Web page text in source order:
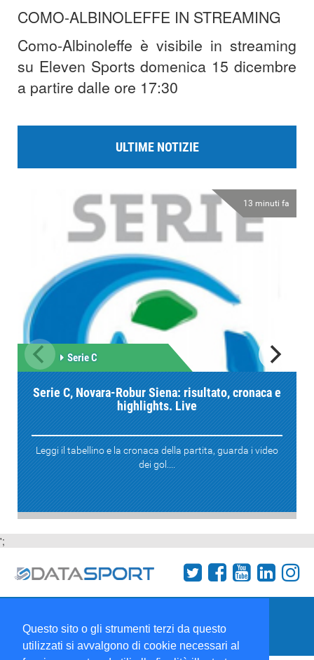
Questo sito o gli strumenti terzi da questo
utilizzati si avvalgono di cookie necessari al
COMO-ALBINOLEFFE IN STREAMING
Como-Albinoleffe è visibile in streaming
su Eleven Sports domenica 15 dicembre
a partire dalle ore 17:30
ULTIME NOTIZIE
13 minuti fa
Serie C
Serie C, Novara-Robur Siena: risultato, cronaca e
highlights. Live
Leggi il tabellino e la cronaca della partita, guarda i video
dei gol....
';
Collabora con noi